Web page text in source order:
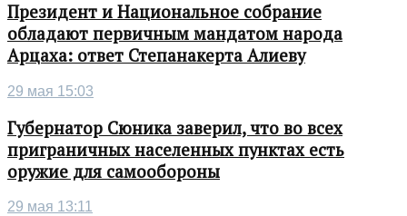
Президент и Национальное собрание
обладают первичным мандатом народа
Арцаха: ответ Степанакерта Алиеву
29 мая 15:03
Губернатор Сюника заверил, что во всех
приграничных населенных пунктах есть
оружие для самообороны
29 мая 13:11